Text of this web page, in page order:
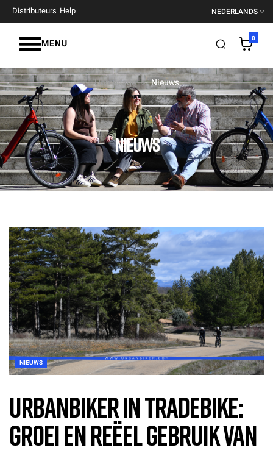
Distributeurs Help NEDERLANDS
MENU 0
NIEUWS
Homepage Nieuws
NIEUWS
UrbanBiker in TradeBike:
groei en reëel gebruik van